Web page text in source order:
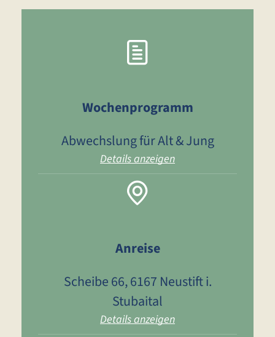
Wochenprogramm
Abwechslung für Alt & Jung
Details anzeigen
Anreise
Scheibe 66, 6167 Neustift i.
Stubaital
Details anzeigen